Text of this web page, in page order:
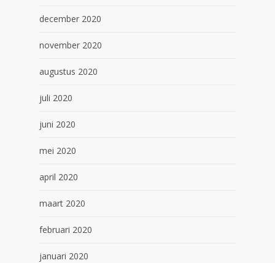
december 2020
november 2020
augustus 2020
juli 2020
juni 2020
mei 2020
april 2020
maart 2020
februari 2020
januari 2020